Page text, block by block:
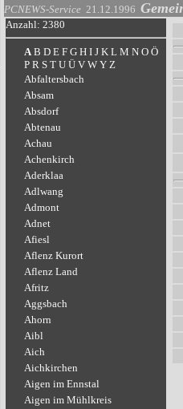
PCNEWS-Service 21.12.1996
Anzahl: 2380
A B D E F G H I J K L M N O Ö
P R S T U Ü V W Y Z
Abfaltersbach
Absam
Absdorf
Abtenau
Achau
Achenkirch
Aderklaa
Adlwang
Admont
Adnet
Afiesl
Aflenz Kurort
Aflenz Land
Afritz
Aggsbach
Ahorn
Aibl
Aich
Aichkirchen
Aigen im Ennstal
Aigen im Mühlkreis